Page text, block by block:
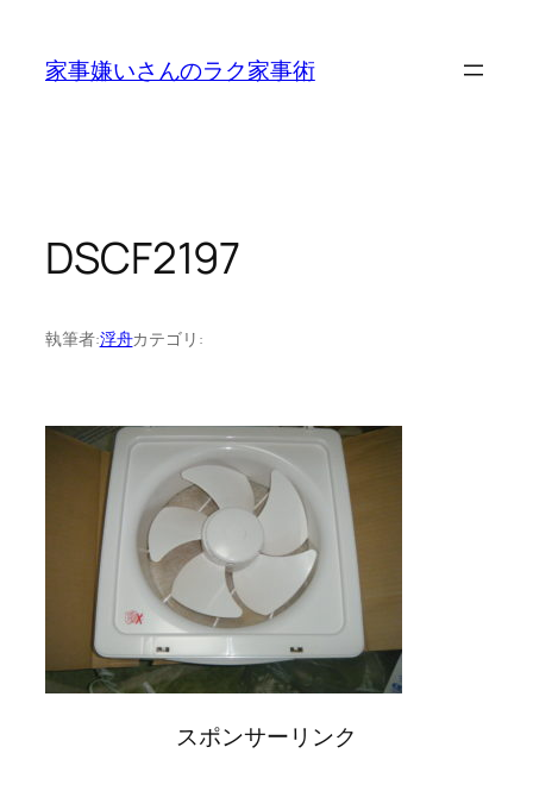
家事嫌いさんのラク家事術
DSCF2197
執筆者:浮舟カテゴリ:
スポンサーリンク